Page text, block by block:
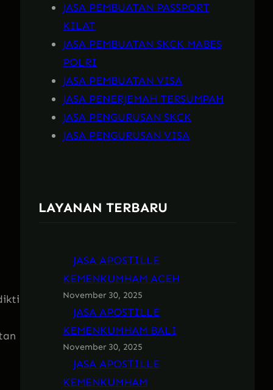
JASA PEMBUATAN PASSPORT
KILAT
JASA PEMBUATAN SKCK MABES
POLRI
JASA PEMBUATAN VISA
JASA PENERJEMAH TERSUMPAH
JASA PENGURUSAN SKCK
JASA PENGURUSAN VISA
LAYANAN TERBARU
JASA APOSTILLE
KEMENKUMHAM ACEH
November 30, 2025
JASA APOSTILLE
KEMENKUMHAM BALI
November 30, 2025
JASA APOSTILLE
KEMENKUMHAM